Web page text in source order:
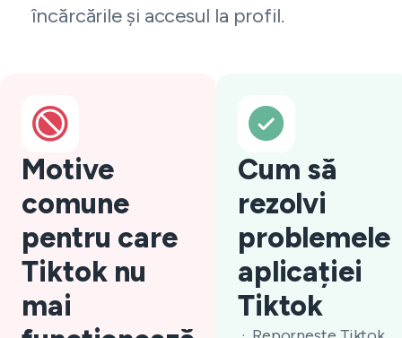
încărcările și accesul la profil.
Motive
comune
pentru care
Tiktok nu
mai
Cum să
rezolvi
problemele
aplicației
Tiktok